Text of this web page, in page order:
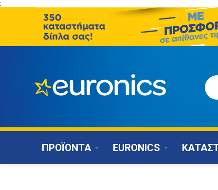
;
ΠΡΟΪΟΝΤΑ EURONICS